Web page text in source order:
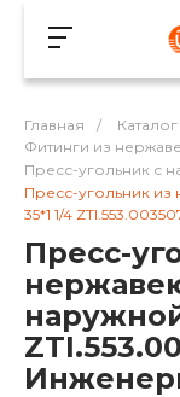
Главная /
Фитинги из
Пресс-угольник с
Пресс-угольник
35*1 1/4
Пресс-